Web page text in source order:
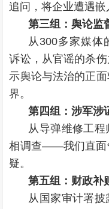
追问，将企业遭遇嵌
第三组：舆论监
从300多家媒体
诉讼，从官谣的杀
示舆论与法治的正
界。
第四组：涉军涉
从导弹维修工
相调查——我们直面
疑。
第五组：财政补
从国家审计署披